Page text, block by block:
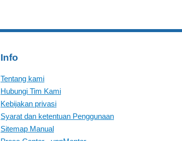
Info
Tentang kami
Hubungi Tim Kami
Kebijakan privasi
Syarat dan ketentuan Penggunaan
Sitemap Manual